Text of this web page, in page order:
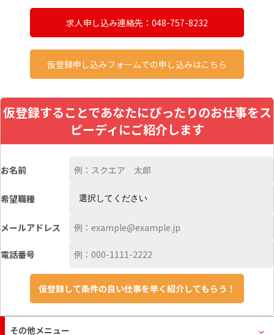
求人申し込み連絡先：048-757-8232
仮登録申し込みフォームでの申し込みはこちら
仮登録することであなたにぴったりのお仕事をス
ピーディにご紹介します
お名前
希望職種
メールアドレス
電話番号
その他メニュー